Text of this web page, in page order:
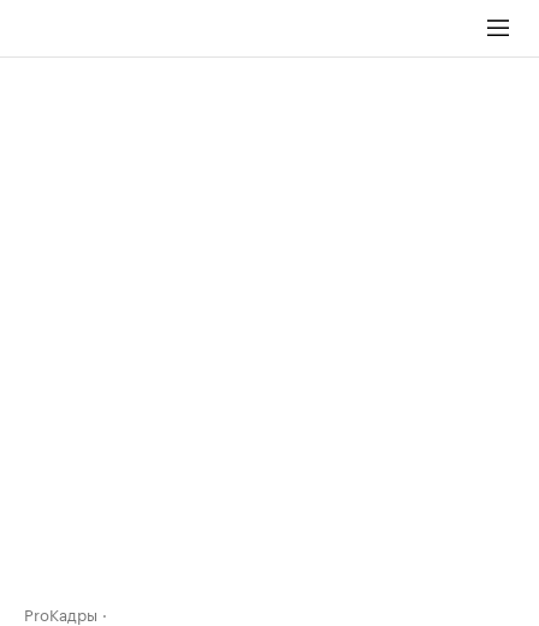
ProКадры